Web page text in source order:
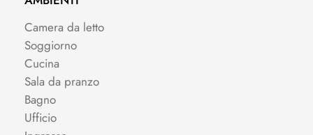
Camera da letto
Soggiorno
Cucina
Sala da pranzo
Bagno
Ufficio